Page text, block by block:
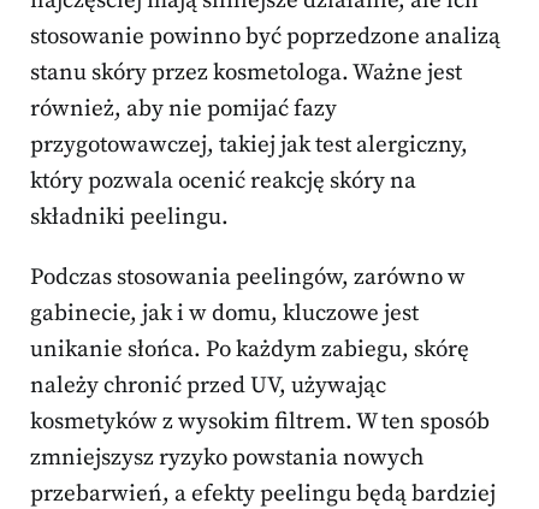
stosowanie powinno być poprzedzone analizą
stanu skóry przez kosmetologa. Ważne jest
również, aby nie pomijać fazy
przygotowawczej, takiej jak test alergiczny,
który pozwala ocenić reakcję skóry na
składniki peelingu.
Podczas stosowania peelingów, zarówno w
gabinecie, jak i w domu, kluczowe jest
unikanie słońca. Po każdym zabiegu, skórę
należy chronić przed UV, używając
kosmetyków z wysokim filtrem. W ten sposób
zmniejszysz ryzyko powstania nowych
przebarwień, a efekty peelingu będą bardziej